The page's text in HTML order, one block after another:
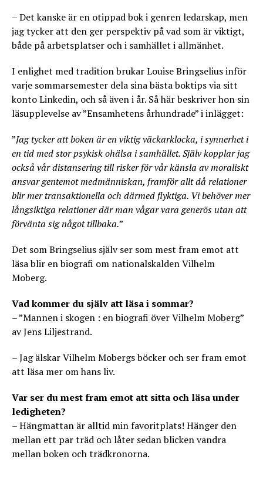
– Det kanske är en otippad bok i genren ledarskap, men
jag tycker att den ger perspektiv på vad som är viktigt,
både på arbetsplatser och i samhället i allmänhet.
I enlighet med tradition brukar Louise Bringselius inför
varje sommarsemester dela sina bästa boktips via sitt
konto Linkedin, och så även i år. Så här beskriver hon sin
läsupplevelse av ”Ensamhetens århundrade” i inlägget:
”Jag tycker att boken är en viktig väckarklocka, i synnerhet i
en tid med stor psykisk ohälsa i samhället. Själv kopplar jag
också vår distansering till risker för vår känsla av moraliskt
ansvar gentemot medmänniskan, framför allt då relationer
blir mer transaktionella och därmed flyktiga. Vi behöver mer
långsiktiga relationer där man vågar vara generös utan att
förvänta sig något tillbaka.”
Det som Bringselius själv ser som mest fram emot att
läsa blir en biografi om nationalskalden Vilhelm
Moberg.
Vad kommer du själv att läsa i sommar?
– ”Mannen i skogen : en biografi över Vilhelm Moberg”
av Jens Liljestrand.
– Jag älskar Vilhelm Mobergs böcker och ser fram emot
att läsa mer om hans liv.
Var ser du mest fram emot att sitta och läsa under
ledigheten?
– Hängmattan är alltid min favoritplats! Hänger den
mellan ett par träd och låter sedan blicken vandra
mellan boken och trädkronorna.